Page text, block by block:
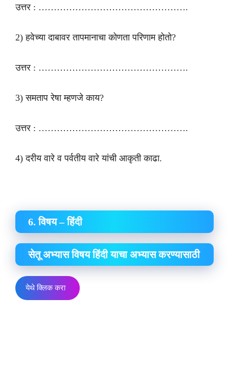
उत्तर : ………………………………………….
2) हवेच्या दाबावर तापमानाचा कोणता परिणाम होतो?
उत्तर : ………………………………………….
3) समताप रेषा म्हणजे काय?
उत्तर : ………………………………………….
4) दरीय वारे व पर्वतीय वारे यांची आकृती काढा.
6. विषय – हिंदी
सेतू अभ्यास विषय हिंदी याचा अभ्यास करण्यासाठी
येथे क्लिक करा